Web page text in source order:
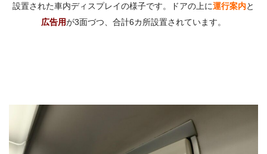
設置された車内ディスプレイの様子です。ドアの上に運行案内と
広告用が3面づつ、合計6カ所設置されています。